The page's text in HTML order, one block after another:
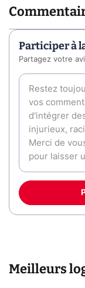
Participer à
Partagez votre
Meilleurs